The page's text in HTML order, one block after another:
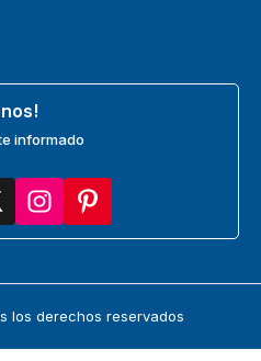
informado
los derechos reservados